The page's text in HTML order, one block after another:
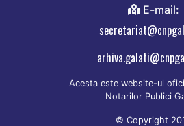
E-mail:
Acesta este website-ul
Notarilor Publici
© Copyright